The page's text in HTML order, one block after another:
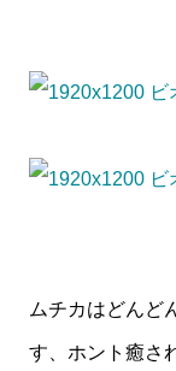
ムチカはどんど
す、ホント癒さ